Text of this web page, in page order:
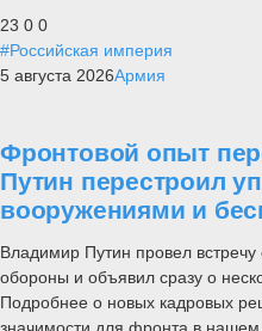
23 0 0
#Российская империя
5 августа 2026Армия
Фронтовой опыт
Путин перестроил
вооружениями и
Владимир Путин провел встречу
обороны и объявил сразу о
Подробнее о новых кадровых
значимости для фронта в нашем